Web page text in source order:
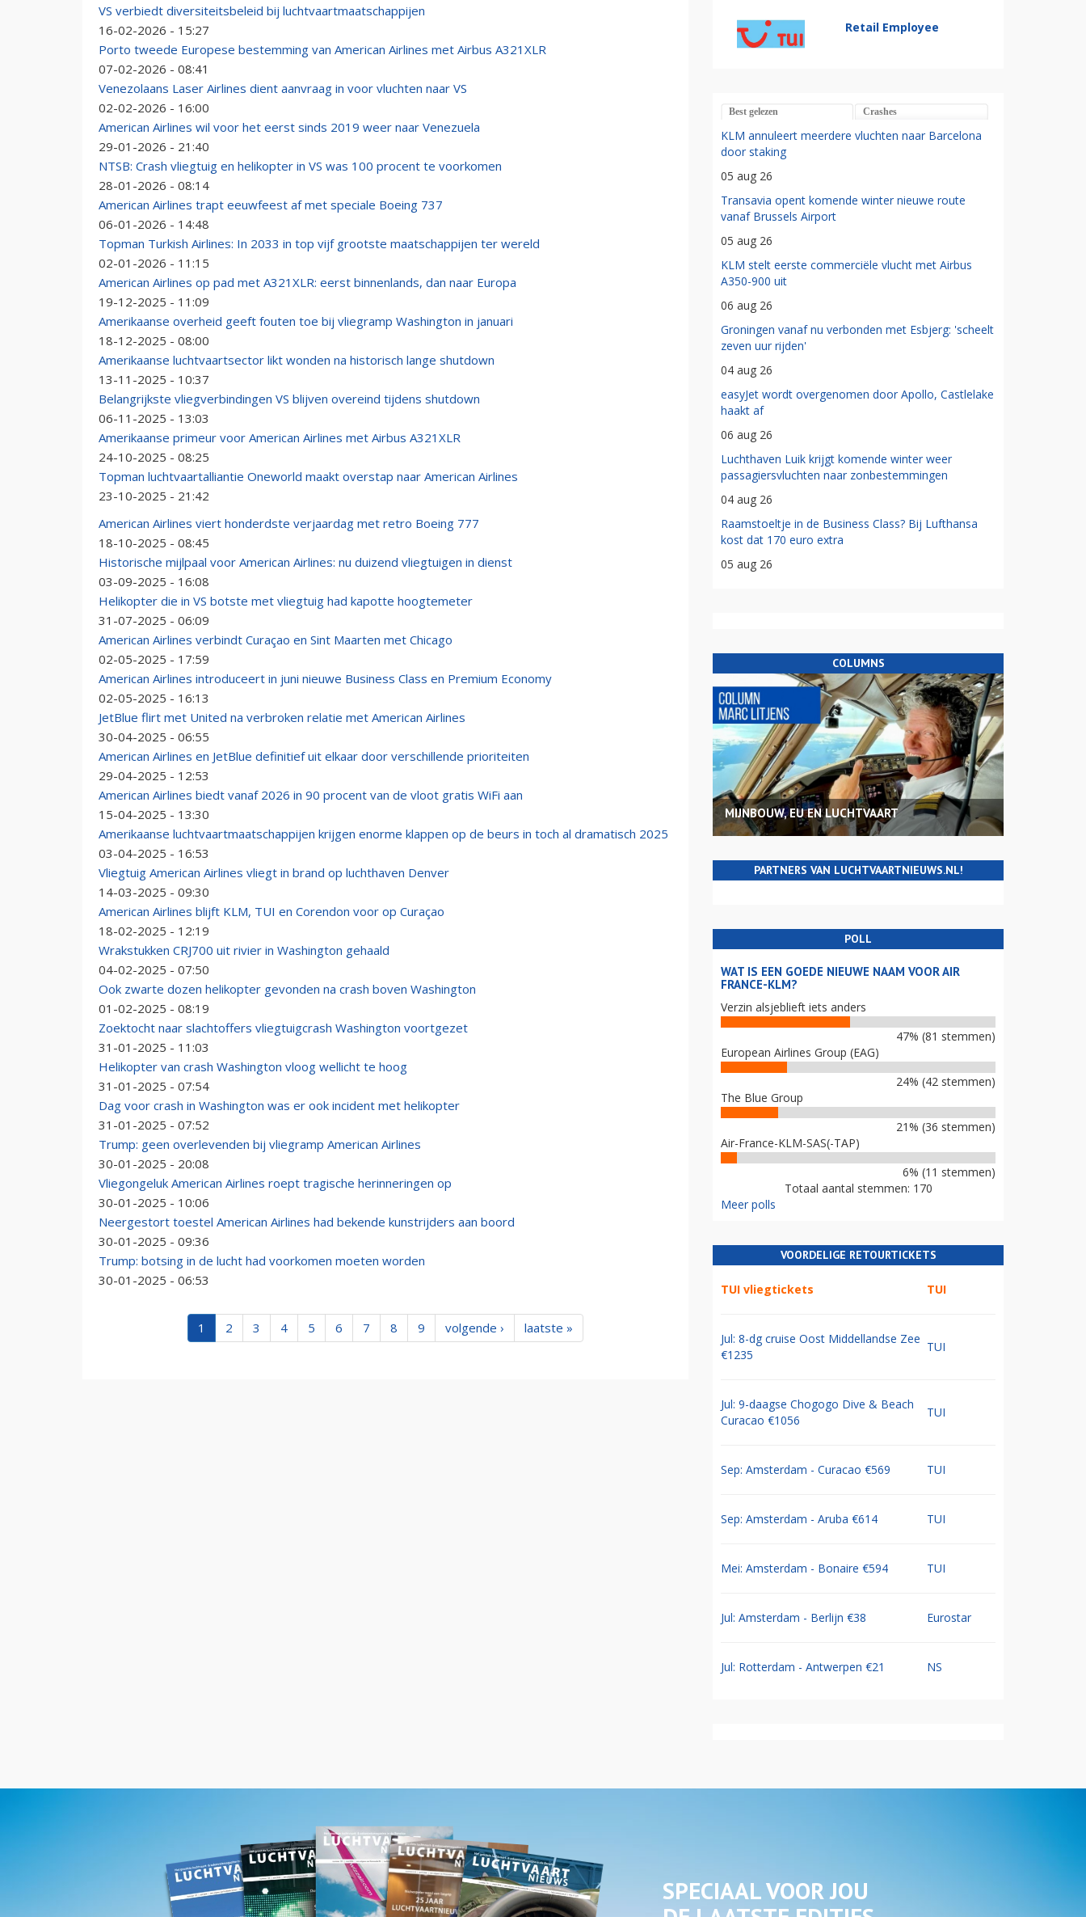
VS verbiedt diversiteitsbeleid bij luchtvaartmaatschappijen
16-02-2026 - 15:27
Porto tweede Europese bestemming van American Airlines met Airbus A321XLR
07-02-2026 - 08:41
Venezolaans Laser Airlines dient aanvraag in voor vluchten naar VS
02-02-2026 - 16:00
American Airlines wil voor het eerst sinds 2019 weer naar Venezuela
29-01-2026 - 21:40
NTSB: Crash vliegtuig en helikopter in VS was 100 procent te voorkomen
28-01-2026 - 08:14
American Airlines trapt eeuwfeest af met speciale Boeing 737
06-01-2026 - 14:48
Topman Turkish Airlines: In 2033 in top vijf grootste maatschappijen ter wereld
02-01-2026 - 11:15
American Airlines op pad met A321XLR: eerst binnenlands, dan naar Europa
19-12-2025 - 11:09
Amerikaanse overheid geeft fouten toe bij vliegramp Washington in januari
18-12-2025 - 08:00
Amerikaanse luchtvaartsector likt wonden na historisch lange shutdown
13-11-2025 - 10:37
Belangrijkste vliegverbindingen VS blijven overeind tijdens shutdown
06-11-2025 - 13:03
Amerikaanse primeur voor American Airlines met Airbus A321XLR
24-10-2025 - 08:25
Topman luchtvaartalliantie Oneworld maakt overstap naar American Airlines
23-10-2025 - 21:42
American Airlines viert honderdste verjaardag met retro Boeing 777
18-10-2025 - 08:45
Historische mijlpaal voor American Airlines: nu duizend vliegtuigen in dienst
03-09-2025 - 16:08
Helikopter die in VS botste met vliegtuig had kapotte hoogtemeter
31-07-2025 - 06:09
American Airlines verbindt Curaçao en Sint Maarten met Chicago
02-05-2025 - 17:59
American Airlines introduceert in juni nieuwe Business Class en Premium Economy
02-05-2025 - 16:13
JetBlue flirt met United na verbroken relatie met American Airlines
30-04-2025 - 06:55
American Airlines en JetBlue definitief uit elkaar door verschillende prioriteiten
29-04-2025 - 12:53
American Airlines biedt vanaf 2026 in 90 procent van de vloot gratis WiFi aan
15-04-2025 - 13:30
Amerikaanse luchtvaartmaatschappijen krijgen enorme klappen op de beurs in toch al dramatisch 2025
03-04-2025 - 16:53
Vliegtuig American Airlines vliegt in brand op luchthaven Denver
14-03-2025 - 09:30
American Airlines blijft KLM, TUI en Corendon voor op Curaçao
18-02-2025 - 12:19
Wrakstukken CRJ700 uit rivier in Washington gehaald
04-02-2025 - 07:50
Ook zwarte dozen helikopter gevonden na crash boven Washington
01-02-2025 - 08:19
Zoektocht naar slachtoffers vliegtuigcrash Washington voortgezet
31-01-2025 - 11:03
Helikopter van crash Washington vloog wellicht te hoog
31-01-2025 - 07:54
Dag voor crash in Washington was er ook incident met helikopter
31-01-2025 - 07:52
Trump: geen overlevenden bij vliegramp American Airlines
30-01-2025 - 20:08
Vliegongeluk American Airlines roept tragische herinneringen op
30-01-2025 - 10:06
Neergestort toestel American Airlines had bekende kunstrijders aan boord
30-01-2025 - 09:36
Trump: botsing in de lucht had voorkomen moeten worden
30-01-2025 - 06:53
1 2 3 4 5 6 7 8 9 volgende › laatste »
Retail Employee
Best gelezen Crashes
KLM annuleert meerdere vluchten naar Barcelona
door staking
05 aug 26
Transavia opent komende winter nieuwe route
vanaf Brussels Airport
05 aug 26
KLM stelt eerste commerciële vlucht met Airbus
A350-900 uit
06 aug 26
Groningen vanaf nu verbonden met Esbjerg: 'scheelt
zeven uur rijden'
04 aug 26
easyJet wordt overgenomen door Apollo, Castlelake
haakt af
06 aug 26
Luchthaven Luik krijgt komende winter weer
passagiersvluchten naar zonbestemmingen
04 aug 26
Raamstoeltje in de Business Class? Bij Lufthansa
kost dat 170 euro extra
05 aug 26
COLUMNS
MIJNBOUW, EU EN LUCHTVAART
PARTNERS VAN LUCHTVAARTNIEUWS.NL!
POLL
WAT IS EEN GOEDE NIEUWE NAAM VOOR AIR
FRANCE-KLM?
Verzin alsjeblieft iets anders
47% (81 stemmen)
European Airlines Group (EAG)
24% (42 stemmen)
The Blue Group
21% (36 stemmen)
Air-France-KLM-SAS(-TAP)
6% (11 stemmen)
Totaal aantal stemmen: 170
Meer polls
VOORDELIGE RETOURTICKETS
TUI vliegtickets TUI
Jul: 8-dg cruise Oost Middellandse Zee
€1235
TUI
Jul: 9-daagse Chogogo Dive & Beach
Curacao €1056
TUI
Sep: Amsterdam - Curacao €569 TUI
Sep: Amsterdam - Aruba €614 TUI
Mei: Amsterdam - Bonaire €594 TUI
Jul: Amsterdam - Berlijn €38 Eurostar
Jul: Rotterdam - Antwerpen €21 NS
SPECIAAL VOOR JOU